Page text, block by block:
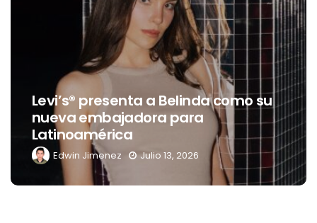
Levi’s® presenta a Belinda como su
nueva embajadora para
Latinoamérica
Edwin Jimenez Julio 13, 2026